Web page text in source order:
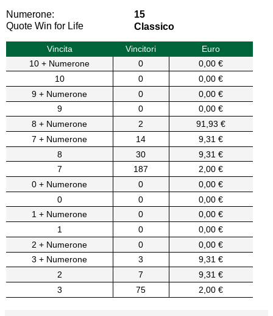
Numerone:
15
Quote Win for Life
Classico
Vincita Vincitori
Euro
10 + Numerone
0
0,00 €
10
0
0,00 €
9 + Numerone
0
0,00 €
9
0
0,00 €
8 + Numerone
2
91,93 €
7 + Numerone
14
9,31 €
8
30
9,31 €
7
187
2,00 €
0 + Numerone
0
0,00 €
0
0
0,00 €
1 + Numerone
0
0,00 €
1
0
0,00 €
2 + Numerone
0
0,00 €
3 + Numerone
3
9,31 €
2
7
9,31 €
3
75 2,00 €